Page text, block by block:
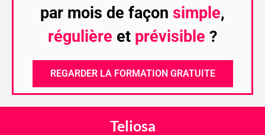
par mois de façon simple,
régulière et prévisible ?
REGARDER LA FORMATION GRATUITE
Teliosa